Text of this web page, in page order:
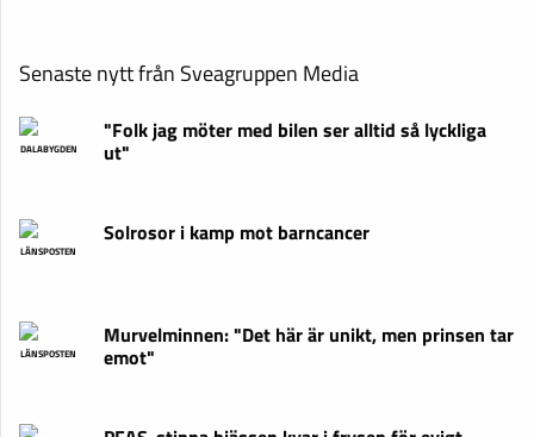
Senaste nytt från Sveagruppen Media
DALABYGDEN
"Folk jag möter med bilen ser alltid så lyckliga
ut"
LÄNSPOSTEN
Solrosor i kamp mot barncancer
LÄNSPOSTEN
Murvelminnen: "Det här är unikt, men prinsen tar
emot"